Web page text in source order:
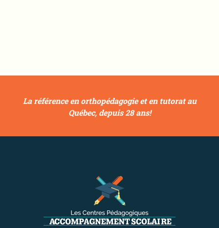
La référence en orthopédagogie et en tutorat au
Québec, depuis 28 ans!